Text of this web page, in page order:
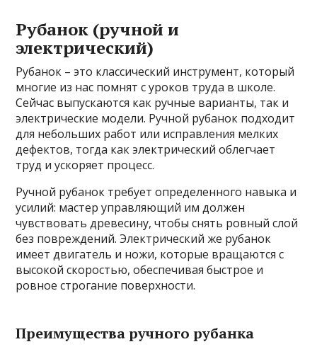
Рубанок (ручной и
электрический)
Рубанок – это классический инструмент, который
многие из нас помнят с уроков труда в школе.
Сейчас выпускаются как ручные варианты, так и
электрические модели. Ручной рубанок подходит
для небольших работ или исправления мелких
дефектов, тогда как электрический облегчает
труд и ускоряет процесс.
Ручной рубанок требует определенного навыка и
усилий: мастер управляющий им должен
чувствовать древесину, чтобы снять ровный слой
без повреждений. Электрический же рубанок
имеет двигатель и ножи, которые вращаются с
высокой скоростью, обеспечивая быстрое и
ровное строгание поверхности.
Преимущества ручного рубанка